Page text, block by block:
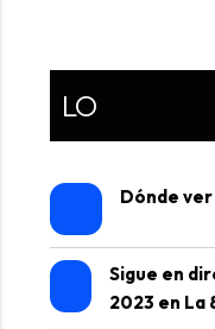
LO
Dónde
Sigue en
2023 en La